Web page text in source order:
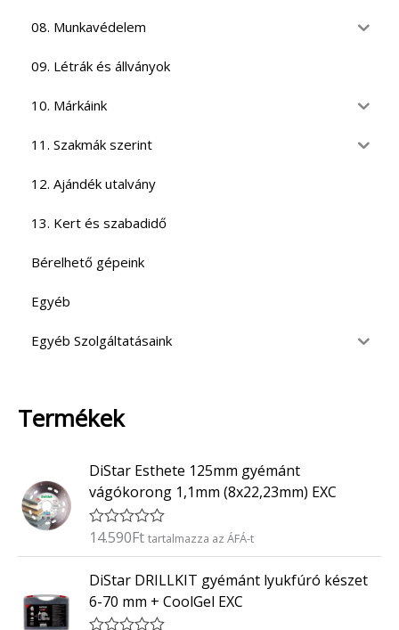
08. Munkavédelem
09. Létrák és állványok
10. Márkáink
11. Szakmák szerint
12. Ajándék utalvány
13. Kert és szabadidő
Bérelhető gépeink
Egyéb
Egyéb Szolgáltatásaink
Termékek
DiStar Esthete 125mm gyémánt
vágókorong 1,1mm (8x22,23mm) EXC
É
é
k
e
l
14.590Ft tartalmazza az ÁFÁ-t
DiStar DRILLKIT gyémánt lyukfúró készet
6-70 mm + CoolGel EXC